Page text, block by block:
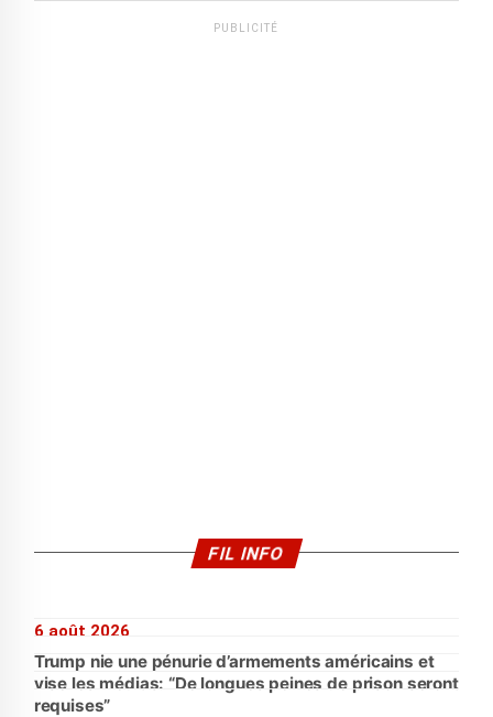
PUBLICITÉ
FIL INFO
6 août 2026
Trump nie une pénurie d’armements américains et
vise les médias: “De longues peines de prison seront
requises”